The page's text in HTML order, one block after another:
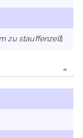
zu stauffenzell]